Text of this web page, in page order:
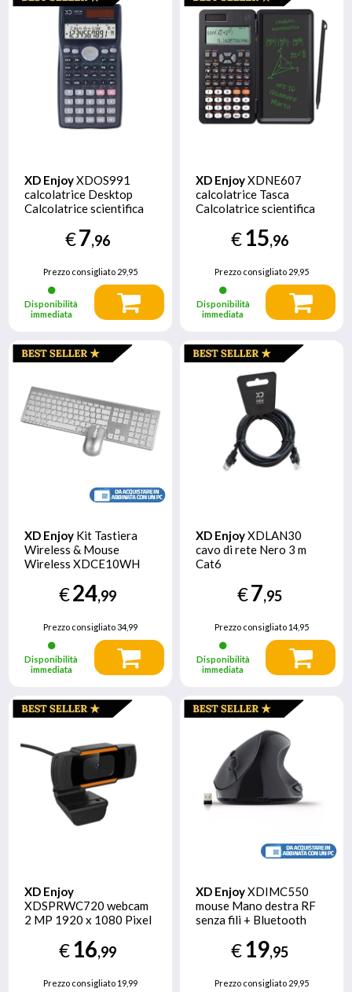
XD EnjoyXDOS991
calcolatrice Desktop
Calcolatrice scientifica
€7,96
Prezzo consigliato29,95
Disponibilità
immediata
XD EnjoyXDNE607
calcolatrice Tasca
Calcolatrice scientifica
€15,96
Prezzo consigliato 29,95
Disponibilità
immediata
XD Enjoy Kit Tastiera
Wireless & Mouse
Wireless XDCE10WH
€24,99
Prezzo consigliato34,99
Disponibilità
immediata
XD EnjoyXDLAN30
cavo di rete Nero 3 m
Cat6
€7,95
Prezzo consigliato 14,95
Disponibilità
immediata
XD Enjoy
XDSPRWC720 webcam
2 MP 1920 x 1080 Pixel
€16,99
Prezzo consigliato19,99
XD EnjoyXDIMC550
mouse Mano destra RF
senza fili + Bluetooth
€19,95
Prezzo consigliato 29,95